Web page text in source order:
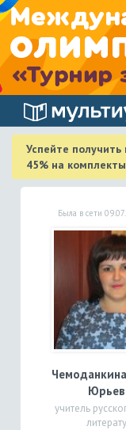
Успейте
45% на
Была в сети
учитель